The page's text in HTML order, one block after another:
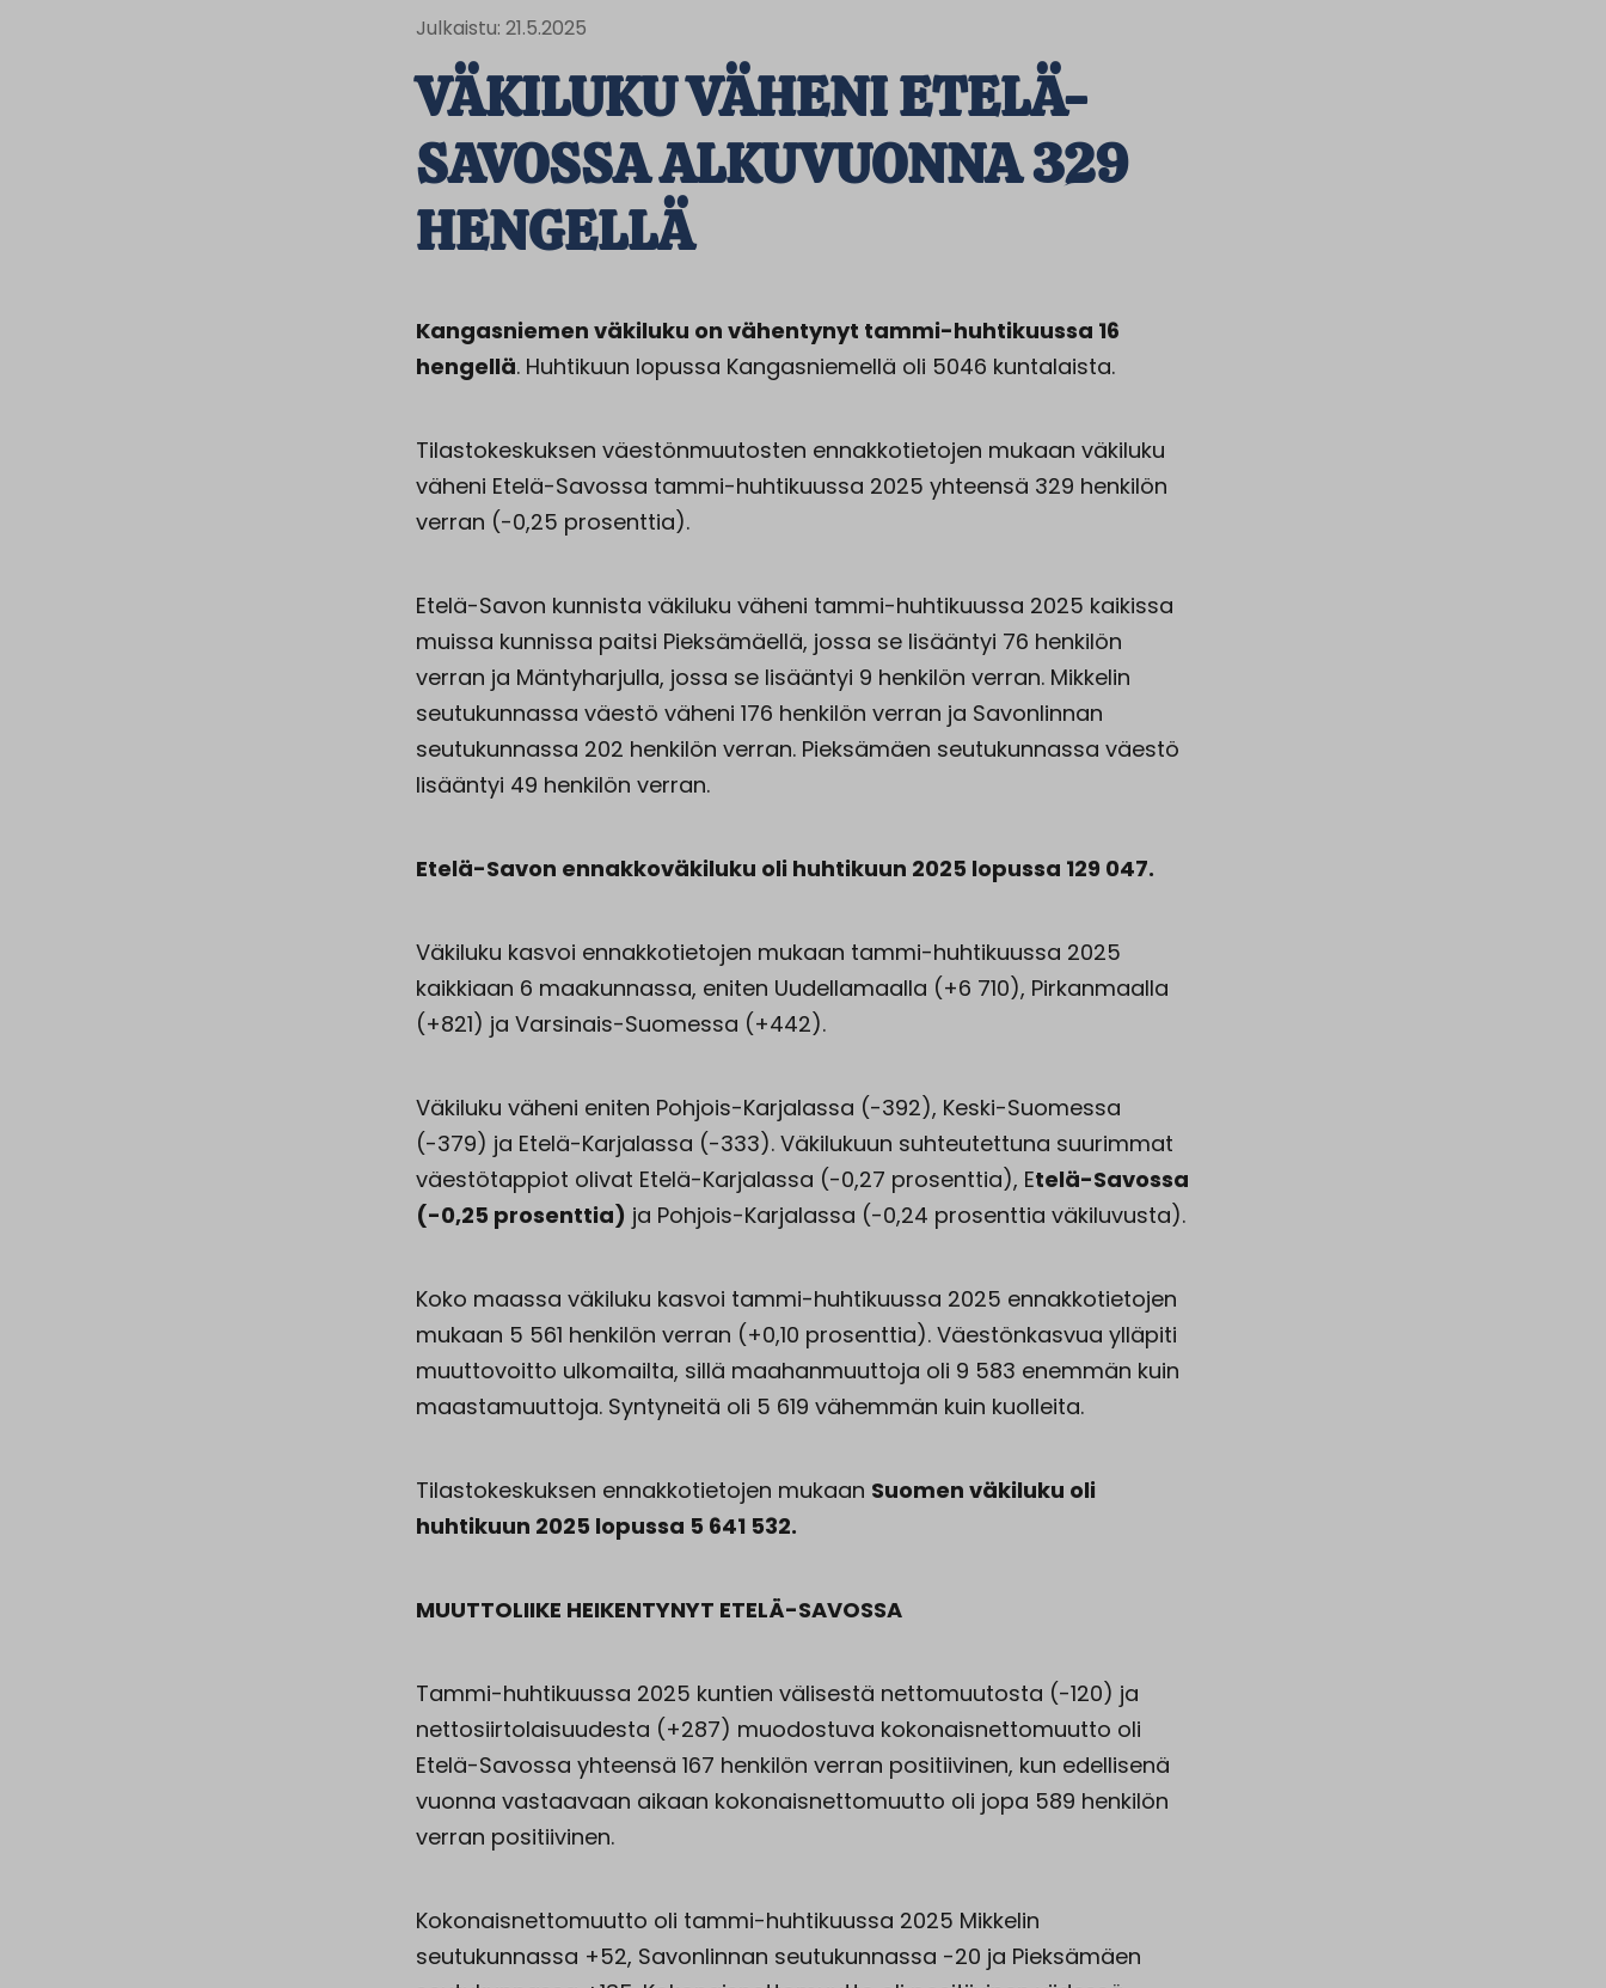
Julkaistu: 21.5.2025
VÄKILUKU VÄHENI ETELÄ-
SAVOSSA ALKUVUONNA 329
HENGELLÄ
Kangasniemen väkiluku on vähentynyt tammi-huhtikuussa 16
hengellä. Huhtikuun lopussa Kangasniemellä oli 5046 kuntalaista.
Tilastokeskuksen väestönmuutosten ennakkotietojen mukaan väkiluku
väheni Etelä-Savossa tammi-huhtikuussa 2025 yhteensä 329 henkilön
verran (-0,25 prosenttia).
Etelä-Savon kunnista väkiluku väheni tammi-huhtikuussa 2025 kaikissa
muissa kunnissa paitsi Pieksämäellä, jossa se lisääntyi 76 henkilön
verran ja Mäntyharjulla, jossa se lisääntyi 9 henkilön verran. Mikkelin
seutukunnassa väestö väheni 176 henkilön verran ja Savonlinnan
seutukunnassa 202 henkilön verran. Pieksämäen seutukunnassa väestö
lisääntyi 49 henkilön verran.
Etelä-Savon ennakkoväkiluku oli huhtikuun 2025 lopussa 129 047.
Väkiluku kasvoi ennakkotietojen mukaan tammi-huhtikuussa 2025
kaikkiaan 6 maakunnassa, eniten Uudellamaalla (+6 710), Pirkanmaalla
(+821) ja Varsinais-Suomessa (+442).
Väkiluku väheni eniten Pohjois-Karjalassa (-392), Keski-Suomessa
(-379) ja Etelä-Karjalassa (-333). Väkilukuun suhteutettuna suurimmat
väestötappiot olivat Etelä-Karjalassa (-0,27 prosenttia), Etelä-Savossa
(-0,25 prosenttia) ja Pohjois-Karjalassa (-0,24 prosenttia väkiluvusta).
Koko maassa väkiluku kasvoi tammi-huhtikuussa 2025 ennakkotietojen
mukaan 5 561 henkilön verran (+0,10 prosenttia). Väestönkasvua ylläpiti
muuttovoitto ulkomailta, sillä maahanmuuttoja oli 9 583 enemmän kuin
maastamuuttoja. Syntyneitä oli 5 619 vähemmän kuin kuolleita.
Tilastokeskuksen ennakkotietojen mukaan Suomen väkiluku oli
huhtikuun 2025 lopussa 5 641 532.
MUUTTOLIIKE HEIKENTYNYT ETELÄ-SAVOSSA
Tammi-huhtikuussa 2025 kuntien välisestä nettomuutosta (-120) ja
nettosiirtolaisuudesta (+287) muodostuva kokonaisnettomuutto oli
Etelä-Savossa yhteensä 167 henkilön verran positiivinen, kun edellisenä
vuonna vastaavaan aikaan kokonaisnettomuutto oli jopa 589 henkilön
verran positiivinen.
Kokonaisnettomuutto oli tammi-huhtikuussa 2025 Mikkelin
seutukunnassa +52, Savonlinnan seutukunnassa -20 ja Pieksämäen